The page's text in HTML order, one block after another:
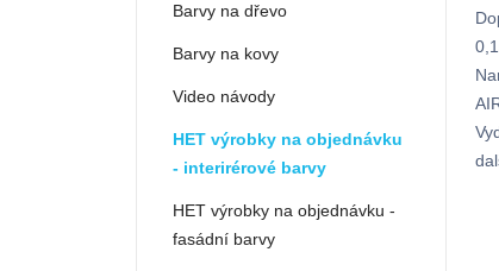
Barvy na dřevo
Barvy na kovy
Video návody
HET výrobky na objednávku
- interirérové barvy
HET výrobky na objednávku -
fasádní barvy